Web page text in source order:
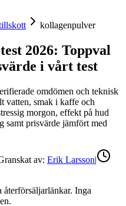
kollagenpulver
2026: Toppval
i vårt test
omdömen och teknisk
vatten, smak i kaffe och
morgon, effekt på hud
samt prisvärde jämfört med
av: Erik Larsson|
Inga